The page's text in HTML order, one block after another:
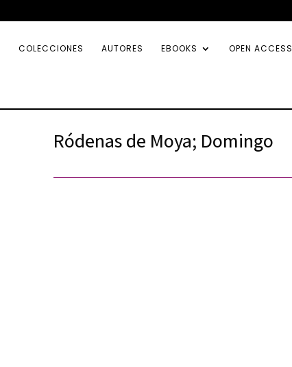
COLECCIONES AUTORES EBOOKS OPEN ACCESS
Ródenas de Moya; Domingo